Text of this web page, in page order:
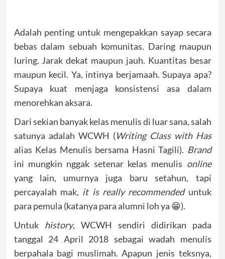
Adalah penting untuk mengepakkan sayap secara
bebas dalam sebuah komunitas. Daring maupun
luring. Jarak dekat maupun jauh. Kuantitas besar
maupun kecil. Ya, intinya berjamaah. Supaya apa?
Supaya kuat menjaga konsistensi asa dalam
menorehkan aksara.
Dari sekian banyak kelas menulis di luar sana, salah
satunya adalah WCWH (Writing Class with Has
alias Kelas Menulis bersama Hasni Tagili). Brand
ini mungkin nggak setenar kelas menulis online
yang lain, umurnya juga baru setahun, tapi
percayalah mak, it is really recommendeduntuk
para pemula (katanya para alumni loh ya 😁).
Untuk history, WCWH sendiri didirikan pada
tanggal 24 April 2018 sebagai wadah menulis
berpahala bagi muslimah. Apapun jenis teksnya,